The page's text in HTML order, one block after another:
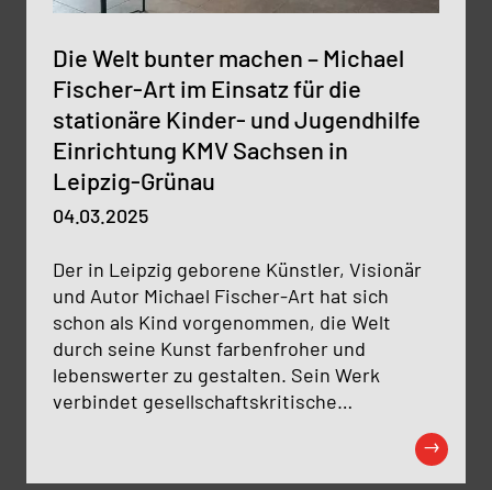
Die Welt bunter machen – Michael
Fischer-Art im Einsatz für die
stationäre Kinder- und Jugendhilfe
Einrichtung KMV Sachsen in
Leipzig-Grünau
04.03.2025
Der in Leipzig geborene Künstler, Visionär
und Autor Michael Fischer-Art hat sich
schon als Kind vorgenommen, die Welt
durch seine Kunst farbenfroher und
lebenswerter zu gestalten. Sein Werk
verbindet gesellschaftskritische
Botschaften mit einem unverwechselbaren
und comicartigen Elementen, die sofort ins